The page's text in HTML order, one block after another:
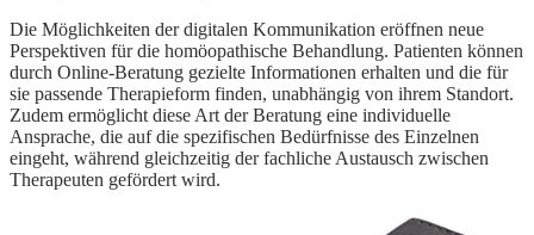
Die Möglichkeiten der digitalen Kommunikation eröffnen neue
Perspektiven für die homöopathische Behandlung. Patienten können
durch Online-Beratung gezielte Informationen erhalten und die für
sie passende Therapieform finden, unabhängig von ihrem Standort.
Zudem ermöglicht diese Art der Beratung eine individuelle
Ansprache, die auf die spezifischen Bedürfnisse des Einzelnen
eingeht, während gleichzeitig der fachliche Austausch zwischen
Therapeuten gefördert wird.